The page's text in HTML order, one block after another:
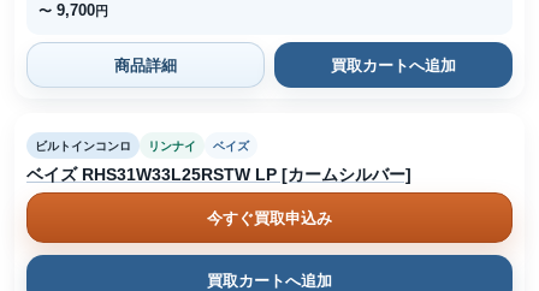
〜 9,700円
商品詳細 買取カートへ追加
ビルトインコンロ リンナイ ベイズ
ベイズ RHS31W33L25RSTW LP [カームシルバー]
今すぐ買取申込み
買取カートへ追加